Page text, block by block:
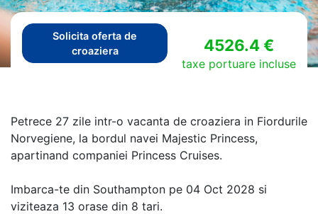
Solicita oferta de
croaziera
4526.4 €
taxe portuare incluse
Petrece 27 zile intr-o vacanta de croaziera in Fiordurile
Norvegiene, la bordul navei Majestic Princess,
apartinand companiei Princess Cruises.
Imbarca-te din Southampton pe 04 Oct 2028 si
viziteaza 13 orase din 8 tari.